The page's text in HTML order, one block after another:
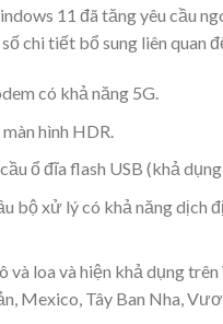
11 đã tăng yêu cầu
chi tiết bổ sung liên quan
có khả năng 5G.
hình HDR.
ổ đĩa flash USB (khả
bộ xử lý có khả năng dịch
và loa và hiện khả dụng
Mexico, Tây Ban Nha,